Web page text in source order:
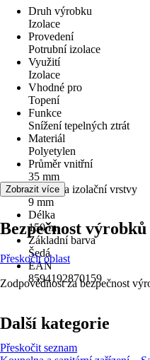
Druh výrobku
Izolace
Provedení
Potrubní izolace
Využití
Izolace
Vhodné pro
Topení
Funkce
Snížení tepelných ztrát
Materiál
Polyetylen
Průměr vnitřní
35 mm
Tloušťka izolační vrstvy
9 mm
Délka
150 m
Základní barva
Šedá
EAN
8594192870159
Zobrazit více
Bezpečnost výrobků
Přeskočit oblast
Zodpovědnost za bezpečnost
Další kategorie
Přeskočit seznam